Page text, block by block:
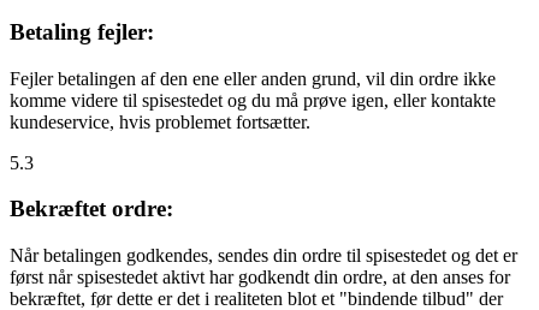
Betaling fejler:
Fejler betalingen af den ene eller anden grund, vil din ordre ikke
komme videre til spisestedet og du må prøve igen, eller kontakte
kundeservice, hvis problemet fortsætter.
5.3
Bekræftet ordre:
Når betalingen godkendes, sendes din ordre til spisestedet og det er
først når spisestedet aktivt har godkendt din ordre, at den anses for
bekræftet, før dette er det i realiteten blot et "bindende tilbud" der